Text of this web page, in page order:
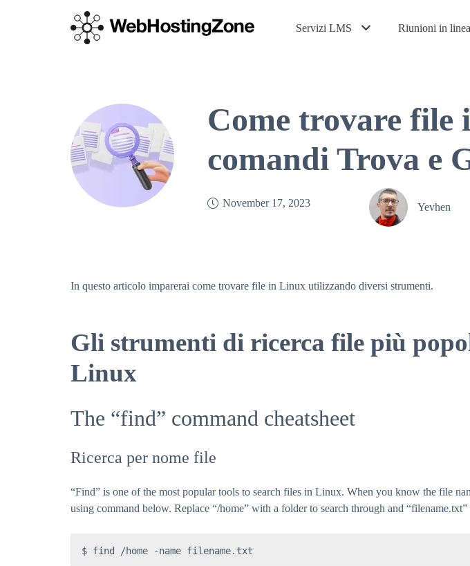
Servizi LMS Riunioni in linea
Come trovare
comandi Trova e
November 17, 2023 Yevhen
In questo articolo imparerai come trovare file in Linux utilizzando diversi strumenti.
Gli strumenti di ricerca file più
Linux
The “find” command cheatsheet
Ricerca per nome file
“Find” is one of the most popular tools to search files in Linux. When you know the file
using command below. Replace “/home” with a folder to search through and
$ find /home -name filename.txt